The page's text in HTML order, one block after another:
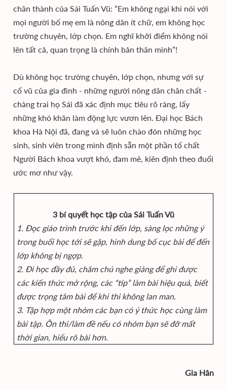
chân thành của Sái Tuấn Vũ: “Em không ngại khi nói với
mọi người bố mẹ em là nông dân ít chữ, em không học
trường chuyên, lớp chọn. Em nghĩ khởi điểm không nói
lên tất cả, quan trọng là chính bản thân mình”!
Dù không học trường chuyên, lớp chọn, nhưng với sự
cổ vũ của gia đình - những người nông dân chân chất -
chàng trai họ Sái đã xác định mục tiêu rõ ràng, lấy
những khó khăn làm động lực vươn lên. Đại học Bách
khoa Hà Nội đã, đang và sẽ luôn chào đón những học
sinh, sinh viên trong mình định sẵn một phần tố chất
Người Bách khoa vượt khó, đam mê, kiên định theo đuổi
ước mơ như vậy.
3 bí quyết học tập của Sái Tuấn Vũ
1. Đọc giáo trình trước khi đến lớp, sàng lọc những ý
trong buổi học tới sẽ gặp, hình dung bố cục bài để đến
lớp không bị ngợp.
2. Đi học đầy đủ, chăm chú nghe giảng để ghi được
các kiến thức mở rộng, các “típ” làm bài hiệu quả, biết
được trọng tâm bài để khi thi không lan man.
3. Tập hợp một nhóm các bạn có ý thức học cùng làm
bài tập. Ôn thi/làm đề nếu có nhóm bạn sẽ đỡ mất
thời gian, hiểu rõ bài hơn.
Gia Hân